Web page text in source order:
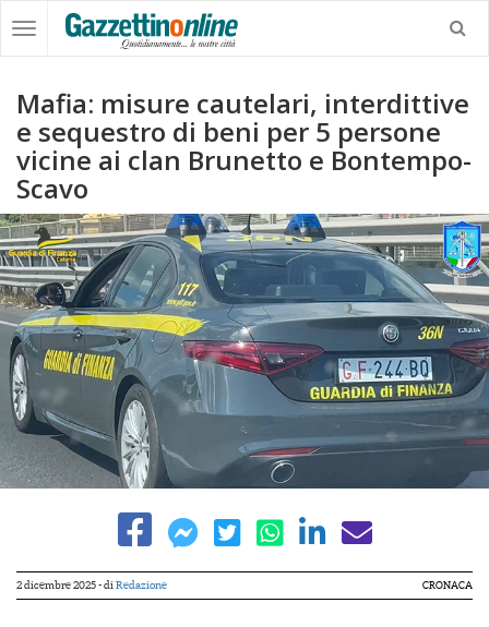
Mafia: misure cautelari, interdittive
e sequestro di beni per 5 persone
vicine ai clan Brunetto e Bontempo-
Scavo
2 dicembre 2025- di Redazione CRONACA